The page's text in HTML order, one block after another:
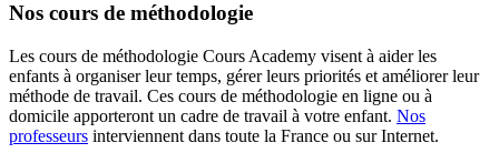
Nos cours de méthodologie
Les cours de méthodologie Cours Academy visent à aider les
enfants à organiser leur temps, gérer leurs priorités et améliorer leur
méthode de travail. Ces cours de méthodologie en ligne ou à
domicile apporteront un cadre de travail à votre enfant. Nos
professeurs interviennent dans toute la France ou sur Internet.